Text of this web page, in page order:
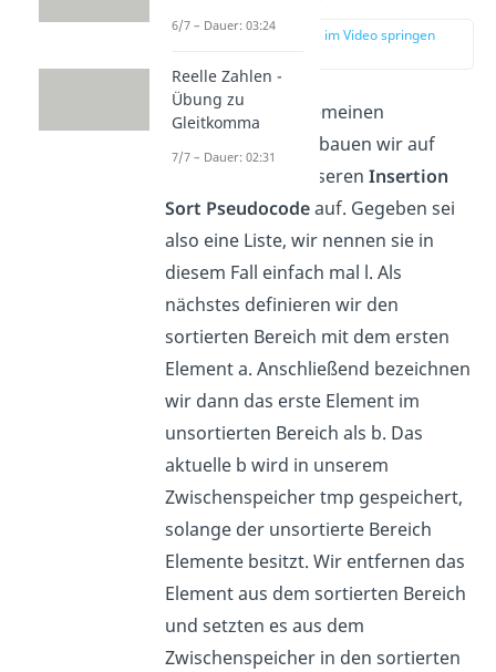
zur Stelle im Video springen
Das also zum allgemeinen
Algorithmus. Jetzt bauen wir auf
diesem Wissen unserenInsertion
Sort Pseudocodeauf. Gegeben sei
also eine Liste, wir nennen sie in
diesem Fall einfach mal l. Als
nächstes definieren wir den
sortierten Bereich mit dem ersten
Element a. Anschließend bezeichnen
wir dann das erste Element im
unsortierten Bereich als b. Das
aktuelle b wird in unserem
Zwischenspeicher tmp gespeichert,
solange der unsortierte Bereich
Elemente besitzt. Wir entfernen das
Element aus dem sortierten Bereich
und setzten es aus dem
Zwischenspeicher in den sortierten
6/7 – Dauer: 03:24
Reelle Zahlen -
Übung zu
Gleitkomma
7/7 – Dauer: 02:31